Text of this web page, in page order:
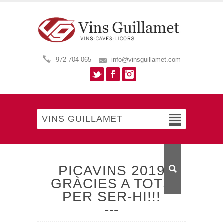
972 704 065
info@vinsguillamet.com
Twitter
Facebook
VINS GUILLAMET
PICAVINS 2019
GRÀCIES A TOTS
PER SER-HI!!!